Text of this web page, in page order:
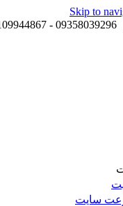
Skip to
سایت